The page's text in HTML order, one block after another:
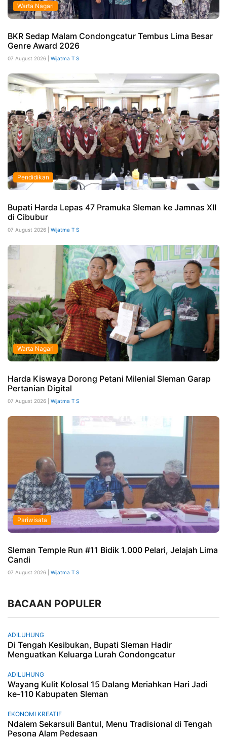
Warta Nagari
BKR Sedap Malam Condongcatur Tembus Lima Besar
Genre Award 2026
07 August 2026 | Wijatma T S
Pendidikan
Bupati Harda Lepas 47 Pramuka Sleman ke Jamnas XII
di Cibubur
07 August 2026 | Wijatma T S
Warta Nagari
Harda Kiswaya Dorong Petani Milenial Sleman Garap
Pertanian Digital
07 August 2026 | Wijatma T S
Pariwisata
Sleman Temple Run #11 Bidik 1.000 Pelari, Jelajah Lima
Candi
07 August 2026 | Wijatma T S
BACAAN POPULER
ADILUHUNG
Di Tengah Kesibukan, Bupati Sleman Hadir
Menguatkan Keluarga Lurah Condongcatur
ADILUHUNG
Wayang Kulit Kolosal 15 Dalang Meriahkan Hari Jadi
ke-110 Kabupaten Sleman
EKONOMI KREATIF
Ndalem Sekarsuli Bantul, Menu Tradisional di Tengah
Pesona Alam Pedesaan